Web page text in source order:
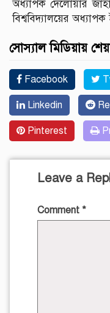
অধ্যাপক দেলোয়ার
বিশ্ববিদ্যালয়ের
সোস্যাল মিডিয়ায়
Facebook
Linkedin
Pinterest
Leave a
Comment *